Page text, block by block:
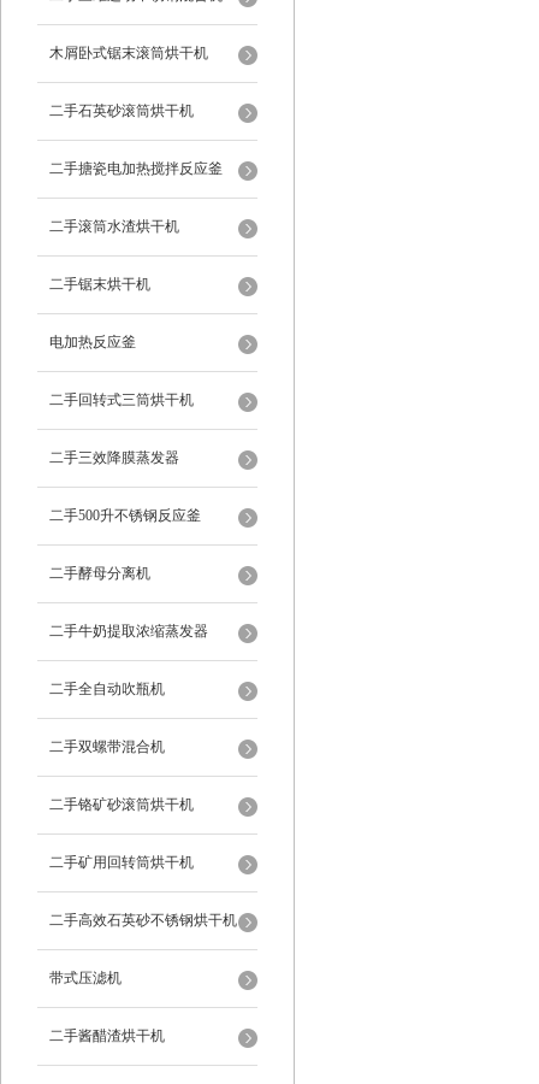
木屑卧式锯末滚筒烘干机
二手石英砂滚筒烘干机
二手搪瓷电加热搅拌反应釜
二手滚筒水渣烘干机
二手锯末烘干机
电加热反应釜
二手回转式三筒烘干机
二手三效降膜蒸发器
二手500升不锈钢反应釜
二手酵母分离机
二手牛奶提取浓缩蒸发器
二手全自动吹瓶机
二手双螺带混合机
二手铬矿砂滚筒烘干机
二手矿用回转筒烘干机
二手高效石英砂不锈钢烘干机
带式压滤机
二手酱醋渣烘干机